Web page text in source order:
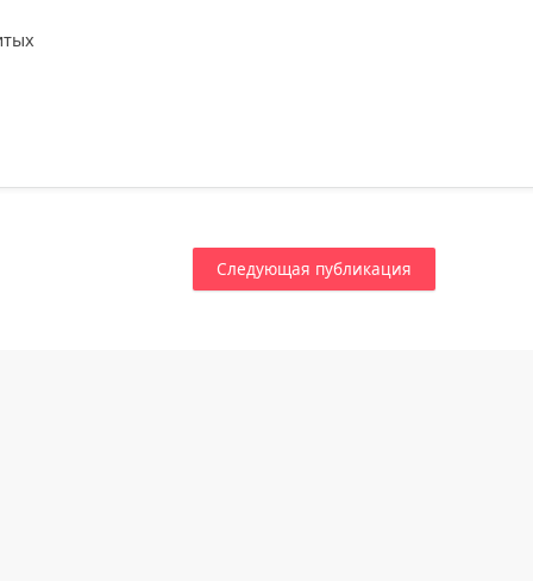
Следующая публикация